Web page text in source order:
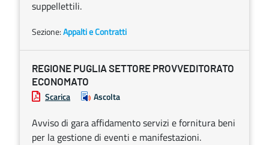
suppellettili.
Sezione:Appalti e Contratti
REGIONE PUGLIA SETTORE PROVVEDITORATO
ECONOMATO
Scarica Ascolta
Avviso di gara affidamento servizi e fornitura beni
per la gestione di eventi e manifestazioni.